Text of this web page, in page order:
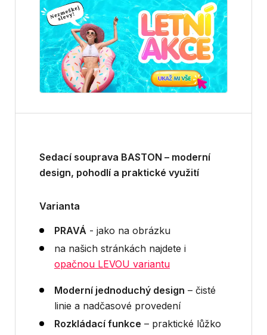
Sedací souprava BASTON – moderní
design, pohodlí a praktické využití
Varianta
PRAVÁ - jako na obrázku
na našich stránkách najdete i
opačnou LEVOU variantu
Moderní jednoduchý design – čisté
linie a nadčasové provedení
Rozkládací funkce – praktické lůžko